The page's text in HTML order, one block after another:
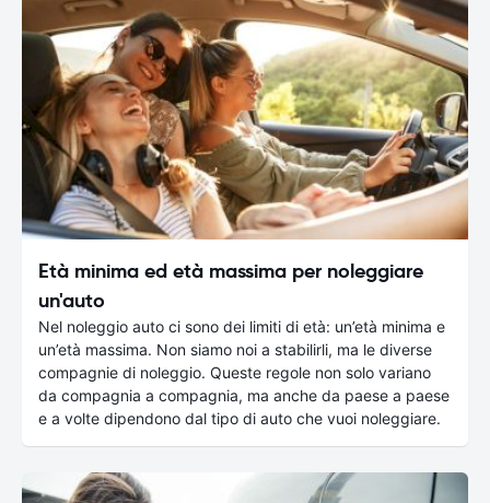
Età minima ed età massima per noleggiare
un'auto
Nel noleggio auto ci sono dei limiti di età: un’età minima e
un’età massima. Non siamo noi a stabilirli, ma le diverse
compagnie di noleggio. Queste regole non solo variano
da compagnia a compagnia, ma anche da paese a paese
e a volte dipendono dal tipo di auto che vuoi noleggiare.